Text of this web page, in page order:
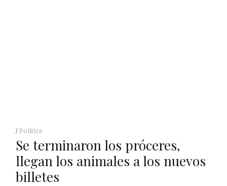
Política
Se terminaron los próceres,
llegan los animales a los nuevos
billetes